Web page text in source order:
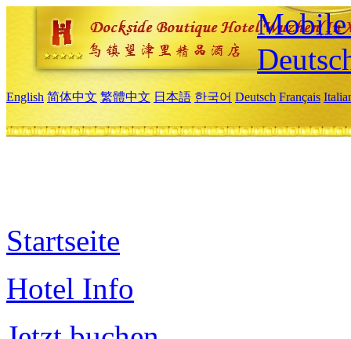
Mobile
English 简体中文 繁體中文 日本語 한국어 Deutsch Français
Startseite
Hotel Info